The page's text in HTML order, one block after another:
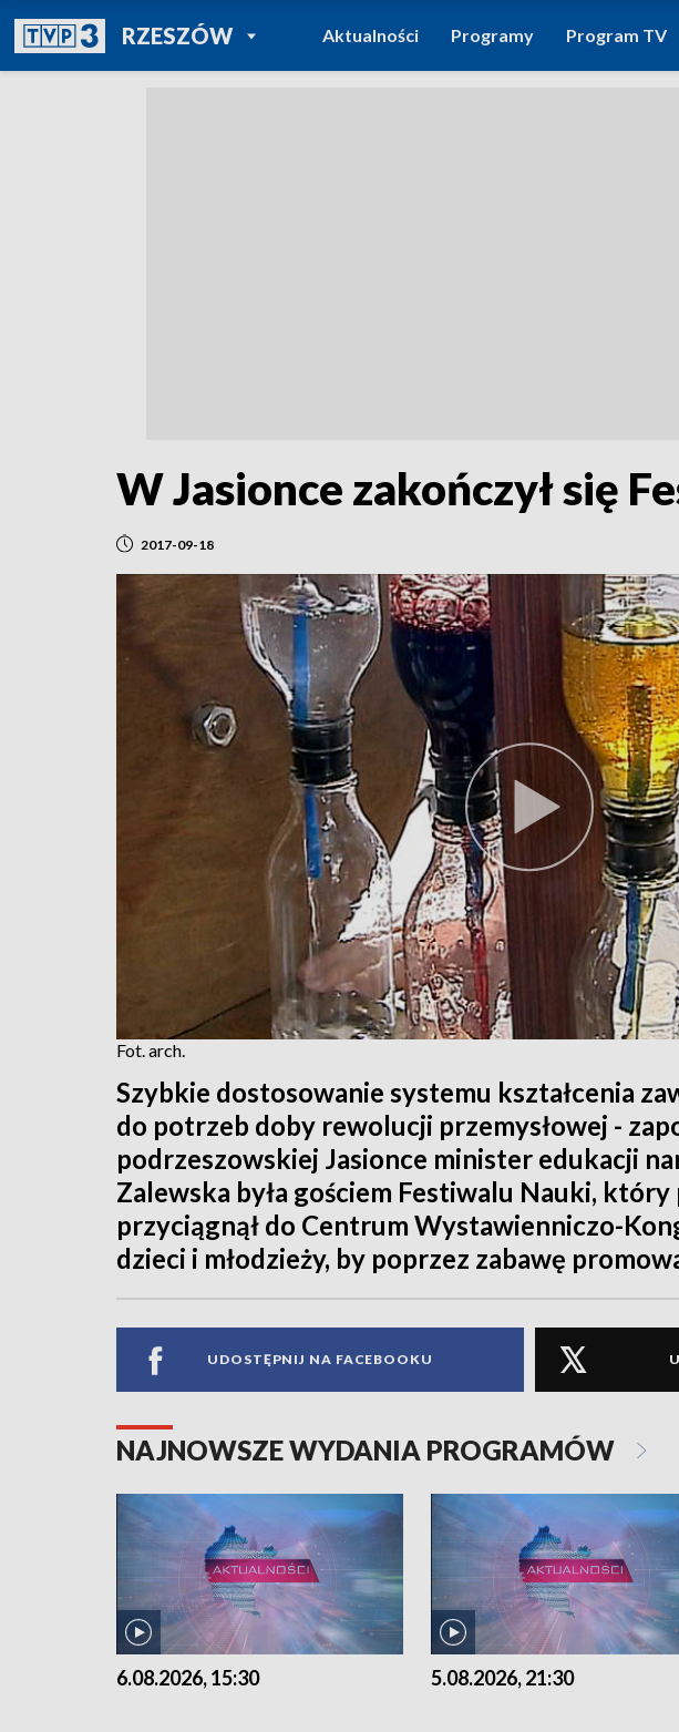
RZESZÓWPOWRÓT DO
TVP REGIONY
Aktualności Programy Program TV
W Jasionce zakończył się
2017-09-18
Fot. arch.
Szybkie dostosowanie systemu kształcenia
do potrzeb doby rewolucji przemysłowej -
podrzeszowskiej Jasionce minister edukacji
Zalewska była gościem Festiwalu Nauki, który
przyciągnął do Centrum Wystawienniczo-
dzieci i młodzieży, by poprzez zabawę
UDOSTĘPNIJ NA FACEBOOKU
NAJNOWSZE WYDANIA PROGRAMÓW
6.08.2026, 15:30 5.08.2026, 21:30